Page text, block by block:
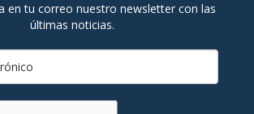
en tu correo nuestro newsletter con las
últimas noticias.